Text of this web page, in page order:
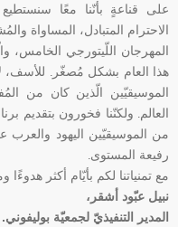
على قناعةٍ بأنّنا معًا
الاحترام المتبادل، المساواة
المهرجان اللّيتورجي الخامس،
هذا العام بشكل مُصغّر. للأسف،
الموسيقيّين الّذين كان من
العالم. ولكنّنا فخورون
من الموسيقيّين اليهود والعرب
رفيعة المستوى.
مع تمنياتنا لكم بأيّام أكثر هدوءًا
نبيل عبّود أشقر،
المدير التنفيذيّ لجمعيّة بوليفوني.